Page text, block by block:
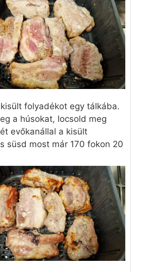
folyadékot egy tálkába.
a húsokat, locsold meg
evőkanállal a kisült
süsd most már 170 fokon 20